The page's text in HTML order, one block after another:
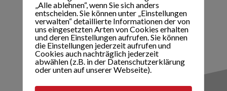
(etwa einen auf Dauer abgeschwächten
Fußheber) minimieren. Ein Arzt sollte daher
auf jeden Fall aufgesucht werden.
„Alle ablehnen“, wenn Sie sich anders
entscheiden. Sie können unter „Einstellungen
verwalten“ detaillierte Informationen der von
uns eingesetzten Arten von Cookies erhalten
und deren Einstellungen aufrufen. Sie können
die Einstellungen jederzeit aufrufen und
Cookies auch nachträglich jederzeit
abwählen (z.B. in der Datenschutzerklärung
oder unten auf unserer Webseite).